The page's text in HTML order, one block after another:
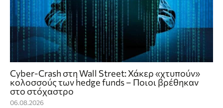
Cyber-Crash στη Wall Street: Χάκερ «χτυπούν»
κολοσσούς των hedge funds – Ποιοι βρέθηκαν
στο στόχαστρο
06.08.2026